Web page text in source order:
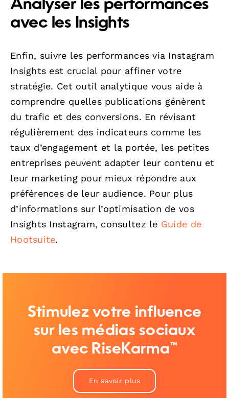
Analyser les performances
avec les Insights
Enfin, suivre les performances via Instagram
Insights est crucial pour affiner votre
stratégie. Cet outil analytique vous aide à
comprendre quelles publications génèrent
du trafic et des conversions. En révisant
régulièrement des indicateurs comme les
taux d’engagement et la portée, les petites
entreprises peuvent adapter leur contenu et
leur marketing pour mieux répondre aux
préférences de leur audience. Pour plus
d’informations sur l’optimisation de vos
Insights Instagram, consultez le Guide de
Hootsuite.
Stimulez votre influence
sur les médias sociaux
avec RiseKarma™
En savoir plus